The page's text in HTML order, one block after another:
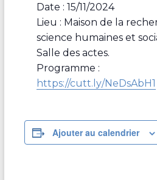
Date : 15/11/2024
Lieu : Maison de la
science humaines et
Salle des actes.
Programme :
https://cutt.ly/NeDsAbH1
Ajouter au calendrier